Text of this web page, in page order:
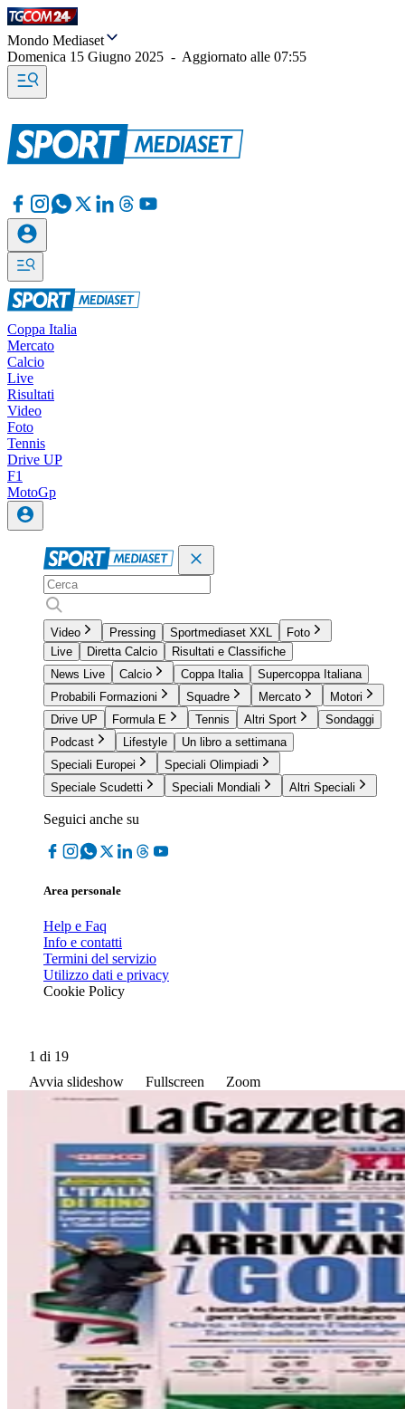
Mondo Mediaset
Domenica 15 Giugno 2025 - Aggiornato alle 07:55
Coppa Italia
Mercato
Calcio
Live
Risultati
Video
Foto
Tennis
Drive UP
F1
MotoGp
Video Pressing Sportmediaset XXL
Foto
Live
Diretta Calcio
Risultati e Classifiche
News Live
Calcio Coppa Italia
Supercoppa Italiana
Probabili Formazioni
Squadre Mercato
Motori
Drive UP
Formula E Tennis Altri Sport
Sondaggi
Podcast
Lifestyle
Un libro a settimana
Speciali Europei
Speciali Olimpiadi
Speciale Scudetti
Speciali Mondiali Altri Speciali
Seguici anche su
Area personale
Help e Faq
Info e contatti
Termini del servizio
Utilizzo dati e privacy
Cookie Policy
1 di 19
Avvia slideshow
Fullscreen Zoom